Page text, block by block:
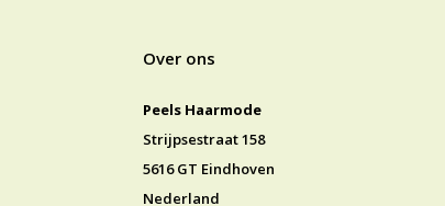
Over ons
Peels Haarmode
Strijpsestraat 158
5616 GT Eindhoven
Nederland